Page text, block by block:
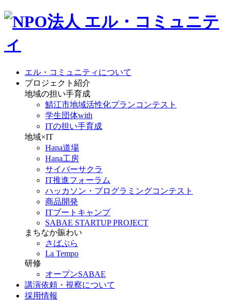
エル・コミュニティについて
プロジェクト紹介
地域の担い手育成
鯖江市地域活性化プランコンテスト
学生団体with
ITの担い手育成
地域×IT
Hana道場
Hana工房
サイバーサクラ
IT推進フォーラム
ハッカソン・プログラミングコンテスト
商品開発
ITブートキャンプ
SABAE STARTUP PROJECT
まちなか賑わい
さばぷら
La Tempo
研修
オープンSABAE
講演依頼・視察について
採用情報